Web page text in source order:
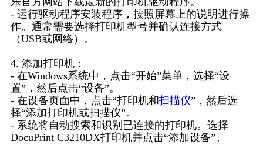
- 运行驱动程序安装程序，按照屏幕上的说明进行操
作。通常需要选择打印机型号并确认连接方式
（USB或网络）。
4. 添加打印机：
- 在Windows系统中，点击“开始”菜单，选择“设
置”，然后点击“设备”。
- 在设备页面中，点击“打印机和扫描仪”，然后选
择“添加打印机或扫描仪”。
- 系统将自动搜索和识别已连接的打印机。选择
DocuPrint C3210DX打印机并点击“添加设备”。